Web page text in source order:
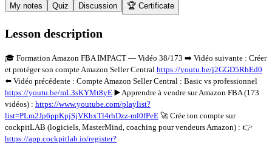
My notes
Quiz Discussion 🏆 Certificate
Lesson description
🎓 Formation Amazon FBA IMPACT — Vidéo 38/173 ➡️ Vidéo suivante : Créer
et protéger son compte Amazon Seller Central https://youtu.be/j2GGD5RhEd0
⬅️ Vidéo précédente : Compte Amazon Seller Central : Basic vs professionnel
https://youtu.be/mL3sKYMt8yE ▶️ Apprendre à vendre sur Amazon FBA (173
vidéos) : https://www.youtube.com/playlist?
list=PLm2Jp6ppKpjSjVKhxTl4rhDzz-ml0fPeE 🚀 Crée ton compte sur
cockpitLAB (logiciels, MasterMind, coaching pour vendeurs Amazon) : 👉
https://app.cockpitlab.io/register?